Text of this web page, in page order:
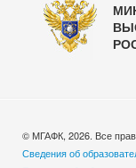
© МГАФК, 2026. Все
Сведения об